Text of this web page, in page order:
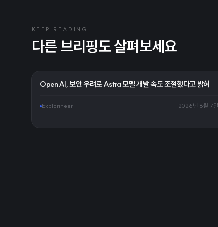
KEEP READING
다른 브리핑도 살펴보세요
OpenAI, 보안 우려로 Astra 모델 개발 속도 조절했다고 밝혀
Explorineer 2026년 8월 7일